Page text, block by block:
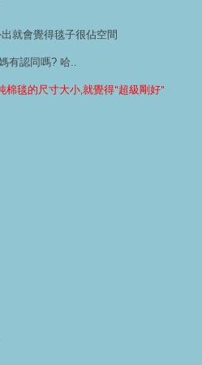
就會覺得毯子很佔空間
有認同嗎? 哈..
毯的尺寸大小,就覺得"超級剛好"